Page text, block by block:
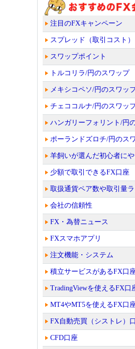
注目のFXキャンペーン
スプレッド（取引コスト）
スワップポイント
トルコリラ/円のスワップ
メキシコペソ/円のスワッ
チェココルナ/円のスワッ
ハンガリーフォリント/円
ポーランドズロチ/円のス
羊飼いが選んだ初心者に
少額で取引できるFX口座
取扱通貨ペア数や取引量
会社の信頼性
FX・為替ニュース
FXスマホアプリ
注文機能・システム
積立サービスがあるFX口
TradingViewを使えるFX口
MT4やMT5を使えるFX口
FX自動売買（シストレ）
CFD口座